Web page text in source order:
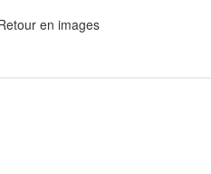
en images